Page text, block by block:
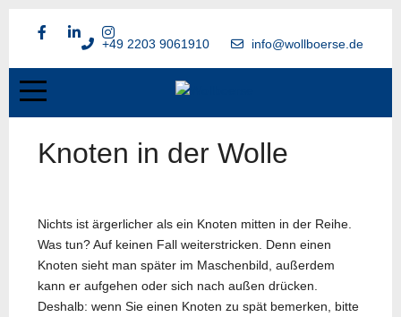
+49 2203 9061910 info@wollboerse.de
Knoten in der Wolle
Nichts ist ärgerlicher als ein Knoten mitten in der Reihe.
Was tun? Auf keinen Fall weiterstricken. Denn einen
Knoten sieht man später im Maschenbild, außerdem
kann er aufgehen oder sich nach außen drücken.
Deshalb: wenn Sie einen Knoten zu spät bemerken, bitte